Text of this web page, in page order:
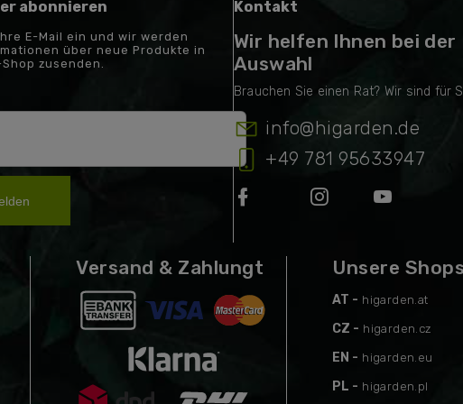
abonnieren
E-Mail ein und wir werden
über neue Produkte in
zusenden.
Kontakt
Wir helfen Ihnen bei der
Auswahl
info@higarden.de
+49 781 95633947
Versand & Zahlungt Unsere
AT - higarden.at
CZ - higarden.cz
EN - higarden.eu
PL - higarden.pl